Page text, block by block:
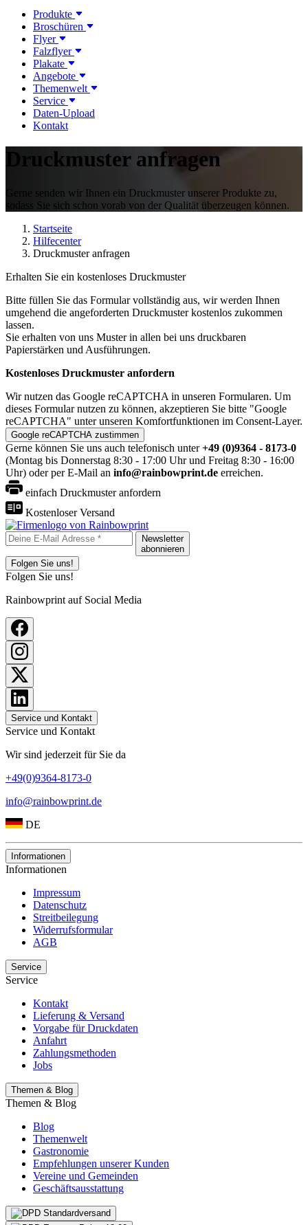
Produkte
Broschüren
Flyer
Falzflyer
Plakate
Angebote
Themenwelt
Service
Daten-Upload
Kontakt
Druckmuster anfragen
Gerne senden wir Ihnen ein Druckmuster unserer Produkte zu,
sodass Sie sich schon vorab von der Qualität überzeugen können.
Startseite
Hilfecenter
Druckmuster anfragen
Erhalten Sie ein kostenloses Druckmuster
Bitte füllen Sie das Formular vollständig aus, wir werden Ihnen
umgehend die angeforderten Druckmuster kostenlos zukommen
lassen.
Sie erhalten von uns Muster in allen bei uns druckbaren
Papierstärken und Ausführungen.
Kostenloses Druckmuster anfordern
Wir nutzen das Google reCAPTCHA in unseren Formularen. Um
dieses Formular nutzen zu können, akzeptieren Sie bitte "Google
reCAPTCHA" unter unseren Komfortfunktionen im Consent-Layer.
Google reCAPTCHA zustimmen
Gerne können Sie uns auch telefonisch unter+49 (0)9364 - 8173-0
(Montag bis Donnerstag 8:30 - 17:00 Uhr und Freitag 8:30 - 16:00
Uhr) oder per E-Mail an info@rainbowprint.de erreichen.
einfach Druckmuster anfordern
Kostenloser Versand
Newsletter
abonnieren
Folgen Sie uns!
Folgen Sie uns!
Rainbowprint auf Social Media
Service und Kontakt
Service und Kontakt
Wir sind jederzeit für Sie da
+49(0)9364-8173-0
info@rainbowprint.de
DE
Informationen
Informationen
Impressum
Datenschutz
Streitbeilegung
Widerrufsformular
AGB
Service
Service
Kontakt
Lieferung & Versand
Vorgabe für Druckdaten
Anfahrt
Zahlungsmethoden
Jobs
Themen & Blog
Themen & Blog
Blog
Themenwelt
Gastronomie
Empfehlungen unserer Kunden
Vereine und Gemeinden
Geschäftsausstattung